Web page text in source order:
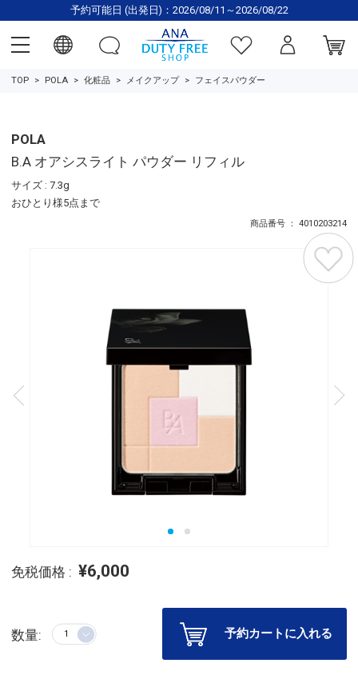
予約可能日 (出発日)：2026/08/11～2026/08/22
TOP POLA 化粧品 メイクアップ フェイスパウダー
POLA
B.A オアシスライト パウダー リフィル
サイズ : 7.3g
おひとり様5点まで
商品番号 ： 4010203214
免税価格 : ¥6,000
数量: 予約カートに入れる